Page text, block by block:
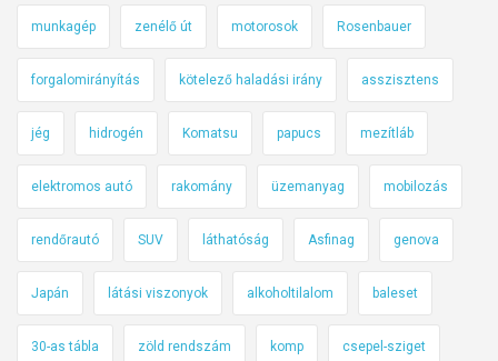
munkagép zenélő út motorosok Rosenbauer
forgalomirányítás kötelező haladási irány asszisztens
jég hidrogén Komatsu papucs mezítláb
elektromos autó rakomány üzemanyag mobilozás
rendőrautó SUV láthatóság Asfinag genova
Japán látási viszonyok alkoholtilalom baleset
30-as tábla zöld rendszám komp csepel-sziget